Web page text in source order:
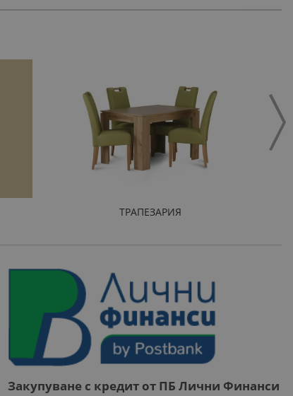
ТРАПЕЗАРИЯ
Закупуване с кредит от ПБ Лични Финанси